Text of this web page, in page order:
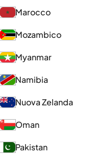
Marocco
Mozambico
Myanmar
Namibia
Nuova Zelanda
Oman
Pakistan